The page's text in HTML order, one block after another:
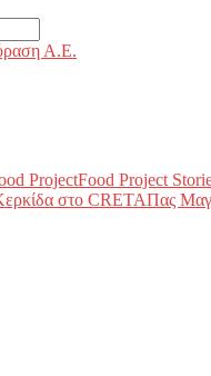
Α.Ε.
ProjectFood Project
στο CRETAΠας